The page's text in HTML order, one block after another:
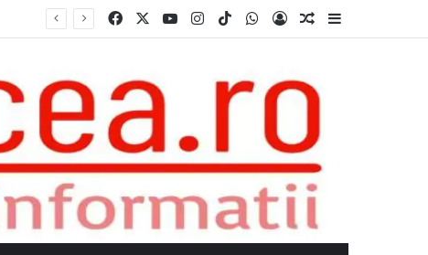
Facebook YouTubeInstagram
TikTokWhatsApp
Log InRandom Article